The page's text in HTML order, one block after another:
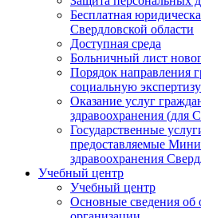
Бесплатная
Свердловской области
Доступная среда
Больничный лист
Порядок направления
социальную экспертизу
Оказание услуг
здравоохранения
Государственные
предоставляемые
здравоохранения
Учебный центр
Учебный центр
Основные сведения об